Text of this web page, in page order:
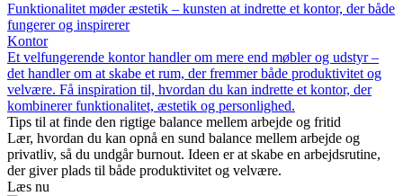
Funktionalitet møder æstetik – kunsten at indrette et kontor, der både
fungerer og inspirerer
Kontor
Et velfungerende kontor handler om mere end møbler og udstyr –
det handler om at skabe et rum, der fremmer både produktivitet og
velvære. Få inspiration til, hvordan du kan indrette et kontor, der
kombinerer funktionalitet, æstetik og personlighed.
Tips til at finde den rigtige balance mellem arbejde og fritid
Lær, hvordan du kan opnå en sund balance mellem arbejde og
privatliv, så du undgår burnout. Ideen er at skabe en arbejdsrutine,
der giver plads til både produktivitet og velvære.
Læs nu